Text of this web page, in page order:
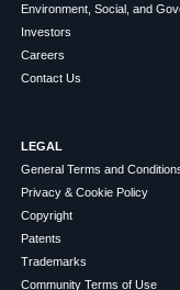
Environment, Social, and
Investors
Careers
Contact Us
LEGAL
General Terms and
Privacy & Cookie Policy
Copyright
Patents
Trademarks
Community Terms of Use